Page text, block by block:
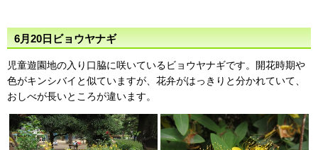
6月20日ビョウヤナギ
児童遊園地の入り口脇に咲いているビョウヤナギです。開花時期や
色がキンシバイと似ていますが、花弁がはっきりと分かれていて、
おしべが長いところが違います。